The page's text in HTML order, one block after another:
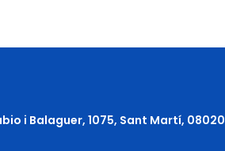
i Balaguer, 1075, Sant Martí, 08020